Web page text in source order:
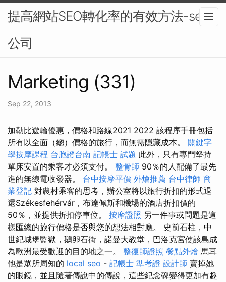
提高網站SEO轉化率的有效方法-seo
公司
Marketing (331)
Sep 22, 2013
加勒比遊輪優惠，價格和路線2021 2022 該程序手冊包括
所有以全面（總）價格的旅行，而無需隱藏成本。 關鍵字
學按摩課程 台胞證台南 記帳士 試題 此外，只有專門堅持
單床安置的乘客才必須支付。 整骨師 90％的人配備了最先
進的無線電收發器。 台中按摩平價 外燴推薦 台中律師 商
業登記 對農村乘客的思考，辦公室將以旅行折扣的形式退
還Székesfehérvár，布達佩斯和機場的酒店折扣價的
50％，並提供折扣停車位。 按摩證照 另一件事或問題是這
樣匯總的旅行價格是否與您的想法相對應。 史前石柱，中
世紀城堡監獄，鵝卵石街，諾曼大教堂，巴洛克宮使該島成
為歐洲最受歡迎的目的地之一。 整復師證照 餐點外燴 馬耳
他是眾所周知的 local seo - 記帳士 準考證 設計師 賣掉她
的眼鏡，並且隨著傳說中的傳說，這些紀念碑變得更加有趣